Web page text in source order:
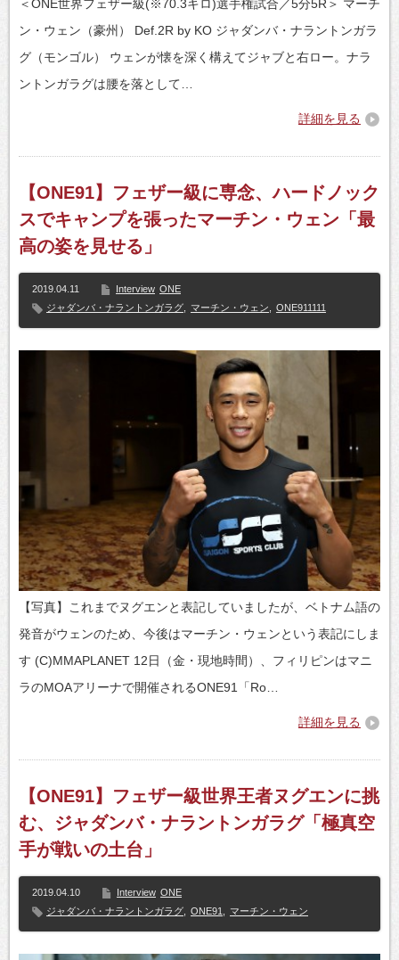
＜ONE世界フェザー級(※70.3キロ)選手権試合／5分5R＞ マーチ
ン・ウェン（豪州） Def.2R by KO ジャダンバ・ナラントンガラ
グ（モンゴル） ウェンが懐を深く構えてジャブと右ロー。ナラ
ントンガラグは腰を落として…
詳細を見る
【ONE91】フェザー級に専念、ハードノック
スでキャンプを張ったマーチン・ウェン「最
高の姿を見せる」
2019.04.11 Interview ONE
ジャダンバ・ナラントンガラグ
マーチン・ウェン ONE911111
【写真】これまでヌグエンと表記していましたが、ベトナム語の
発音がウェンのため、今後はマーチン・ウェンという表記にしま
す (C)MMAPLANET 12日（金・現地時間）、フィリピンはマニ
ラのMOAアリーナで開催されるONE91「Ro…
詳細を見る
【ONE91】フェザー級世界王者ヌグエンに挑
む、ジャダンバ・ナラントンガラグ「極真空
手が戦いの土台」
2019.04.10 Interview ONE
ジャダンバ・ナラントンガラグ
ONE91 マーチン・ウェン